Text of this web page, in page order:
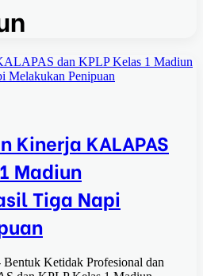
dan KPLP Kelas 1 Madiun
Melakukan Penipuan
Kinerja KALAPAS
Madiun
Tiga Napi
Bentuk Ketidak Profesional dan